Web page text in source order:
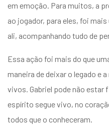
em emoção. Para muitos, a
ao jogador, para eles, foi mais
ali, acompanhando tudo de
Essa ação foi mais do que
maneira de deixar o legado e
vivos. Gabriel pode não estar
espírito segue vivo, no
todos que o conheceram.